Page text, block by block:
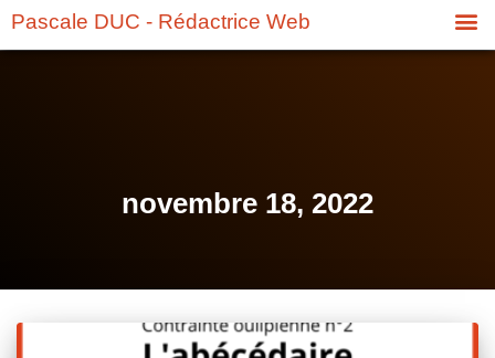
Pascale DUC - Rédactrice Web
novembre 18, 2022